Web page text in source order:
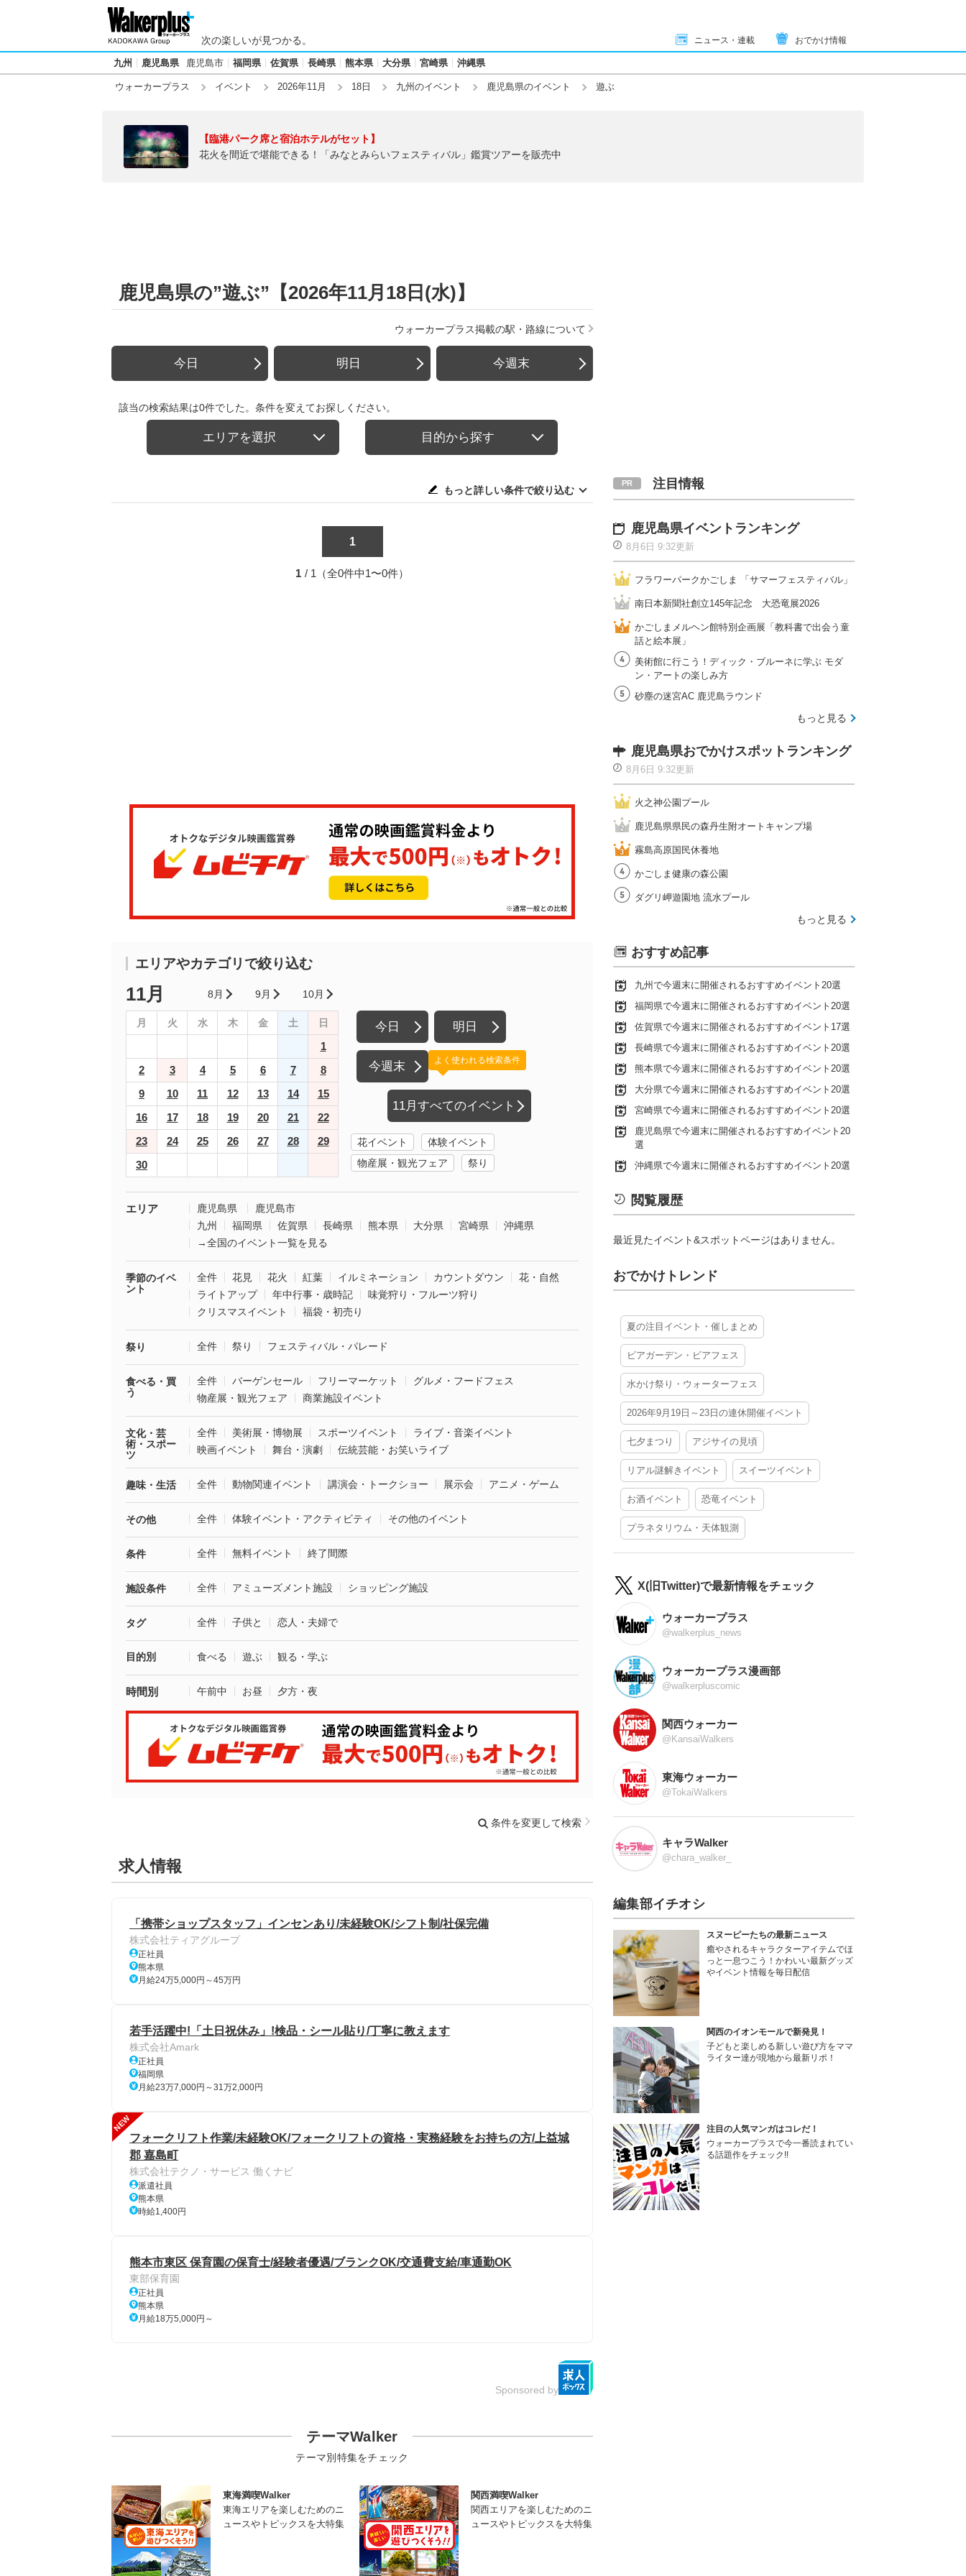
次の楽しいが見つかる。 ニュース・連載 おでかけ情報
九州 鹿児島県 鹿児島市 福岡県 佐賀県 長崎県 熊本県 大分県 宮崎県 沖縄県
ウォーカープラス イベント 2026年11月 18日 九州のイベント 鹿児島県のイベント 遊ぶ
【臨港パーク席と宿泊ホテルがセット】
花火を間近で堪能できる！「みなとみらいフェスティバル」鑑賞ツアーを販売中
鹿児島県の”遊ぶ”【2026年11月18日(水)】
ウォーカープラス掲載の駅・路線について
今日 明日 今週末
該当の検索結果は0件でした。条件を変えてお探しください。
エリアを選択 目的から探す
もっと詳しい条件で絞り込む
1
1 / 1（全0件中1〜0件）
エリアやカテゴリで絞り込む
11月 8月 9月 10月
月 火 水 木 金 土 日
1
2
3 4 5 6 7
8
9
10 11 12 13 14
15
16
17 18 19 20 21
22
23
24 25 26 27 28
29
30
今日 明日
今週末
11月すべてのイベント
よく使われる検索条件
花イベント
体験イベント
物産展・観光フェア
祭り
エリア 鹿児島県
鹿児島市
九州
福岡県 佐賀県 長崎県 熊本県 大分県 宮崎県
沖縄県
→全国のイベント一覧を見る
季節のイベ
ント
全件 花見 花火 紅葉 イルミネーション カウントダウン
花・自然
ライトアップ
年中行事・歳時記
味覚狩り・フルーツ狩り
クリスマスイベント
福袋・初売り
祭り 全件 祭り フェスティバル・パレード
食べる・買
う
全件 バーゲンセール フリーマーケット
グルメ・フードフェス
物産展・観光フェア
商業施設イベント
文化・芸
術・スポー
ツ
全件 美術展・博物展 スポーツイベント
ライブ・音楽イベント
映画イベント
舞台・演劇 伝統芸能・お笑いライブ
趣味・生活 全件 動物関連イベント 講演会・トークショー 展示会 アニメ・ゲーム
その他 全件 体験イベント・アクティビティ その他のイベント
条件 全件 無料イベント 終了間際
施設条件 全件 アミューズメント施設 ショッピング施設
タグ 全件 子供と 恋人・夫婦で
目的別 食べる 遊ぶ 観る・学ぶ
時間別 午前中 お昼 夕方・夜
条件を変更して検索
求人情報
「携帯ショップスタッフ」インセンあり/未経験OK/シフト制/社保完備
株式会社ティアグループ
正社員
熊本県
月給24万5,000円～45万円
若手活躍中!「土日祝休み」!検品・シール貼り/丁寧に教えます
株式会社Amark
正社員
福岡県
月給23万7,000円～31万2,000円
NEW
フォークリフト作業/未経験OK/フォークリフトの資格・実務経験をお持ちの方/上益城
郡 嘉島町
株式会社テクノ・サービス 働くナビ
派遣社員
熊本県
時給1,400円
熊本市東区 保育園の保育士/経験者優遇/ブランクOK/交通費支給/車通勤OK
東部保育園
正社員
熊本県
月給18万5,000円～
Sponsored by
テーマWalker
テーマ別特集をチェック
東海満喫Walker
東海エリアを楽しむためのニ
ュースやトピックスを大特集
関西満喫Walker
関西エリアを楽しむためのニ
ュースやトピックスを大特集
注目情報
鹿児島県イベントランキング
8月6日 9:32更新
フラワーパークかごしま 「サマーフェスティバル」
南日本新聞社創立145年記念 大恐竜展2026
かごしまメルヘン館特別企画展「教科書で出会う童
話と絵本展」
美術館に行こう！ディック・ブルーネに学ぶ モダ
ン・アートの楽しみ方
砂塵の迷宮AC 鹿児島ラウンド
もっと見る
鹿児島県おでかけスポットランキング
8月6日 9:32更新
火之神公園プール
鹿児島県県民の森丹生附オートキャンプ場
霧島高原国民休養地
かごしま健康の森公園
ダグリ岬遊園地 流水プール
もっと見る
おすすめ記事
九州で今週末に開催されるおすすめイベント20選
福岡県で今週末に開催されるおすすめイベント20選
佐賀県で今週末に開催されるおすすめイベント17選
長崎県で今週末に開催されるおすすめイベント20選
熊本県で今週末に開催されるおすすめイベント20選
大分県で今週末に開催されるおすすめイベント20選
宮崎県で今週末に開催されるおすすめイベント20選
鹿児島県で今週末に開催されるおすすめイベント20
選
沖縄県で今週末に開催されるおすすめイベント20選
閲覧履歴
最近見たイベント&スポットページはありません。
おでかけトレンド
夏の注目イベント・催しまとめ
ビアガーデン・ビアフェス
水かけ祭り・ウォーターフェス
2026年9月19日～23日の連休開催イベント
七夕まつり アジサイの見頃
リアル謎解きイベント スイーツイベント
お酒イベント 恐竜イベント
プラネタリウム・天体観測
X(旧Twitter)で最新情報をチェック
ウォーカープラス
@walkerplus_news
ウォーカープラス漫画部
@walkerpluscomic
関西ウォーカー
@KansaiWalkers
東海ウォーカー
@TokaiWalkers
キャラWalker
@chara_walker_
編集部イチオシ
スヌーピーたちの最新ニュース
癒やされるキャラクターアイテムでほ
っと一息つこう！かわいい最新グッズ
やイベント情報を毎日配信
関西のイオンモールで新発見！
子どもと楽しめる新しい遊び方をママ
ライター達が現地から最新リポ！
注目の人気マンガはコレだ！
ウォーカープラスで今一番読まれてい
る話題作をチェック!!